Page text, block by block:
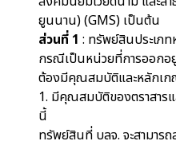
ยูนนาน) (GMS) เป็นต้น
ส่วนที่ 1 : ทรัพย์สินประเภ
กรณีเป็นหน่วยที่การออกอ
ต้องมีคุณสมบัติและหลักเ
1. มีคุณสมบัติของตราสาร
นี้
ทรัพย์สินที่ บลจ. จะสามา